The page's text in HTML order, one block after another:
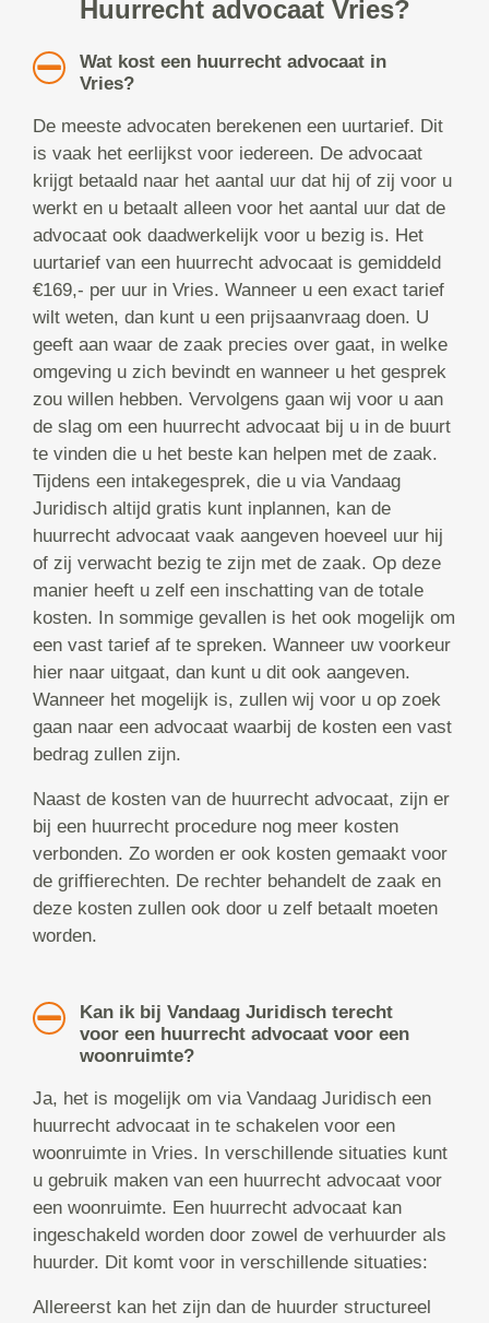
Huurrecht advocaat Vries?
Wat kost een huurrecht advocaat in
Vries?
De meeste advocaten berekenen een uurtarief. Dit
is vaak het eerlijkst voor iedereen. De advocaat
krijgt betaald naar het aantal uur dat hij of zij voor u
werkt en u betaalt alleen voor het aantal uur dat de
advocaat ook daadwerkelijk voor u bezig is. Het
uurtarief van een huurrecht advocaat is gemiddeld
€169,- per uur in Vries. Wanneer u een exact tarief
wilt weten, dan kunt u een prijsaanvraag doen. U
geeft aan waar de zaak precies over gaat, in welke
omgeving u zich bevindt en wanneer u het gesprek
zou willen hebben. Vervolgens gaan wij voor u aan
de slag om een huurrecht advocaat bij u in de buurt
te vinden die u het beste kan helpen met de zaak.
Tijdens een intakegesprek, die u via Vandaag
Juridisch altijd gratis kunt inplannen, kan de
huurrecht advocaat vaak aangeven hoeveel uur hij
of zij verwacht bezig te zijn met de zaak. Op deze
manier heeft u zelf een inschatting van de totale
kosten. In sommige gevallen is het ook mogelijk om
een vast tarief af te spreken. Wanneer uw voorkeur
hier naar uitgaat, dan kunt u dit ook aangeven.
Wanneer het mogelijk is, zullen wij voor u op zoek
gaan naar een advocaat waarbij de kosten een vast
bedrag zullen zijn.
Naast de kosten van de huurrecht advocaat, zijn er
bij een huurrecht procedure nog meer kosten
verbonden. Zo worden er ook kosten gemaakt voor
de griffierechten. De rechter behandelt de zaak en
deze kosten zullen ook door u zelf betaalt moeten
worden.
Kan ik bij Vandaag Juridisch terecht
voor een huurrecht advocaat voor een
woonruimte?
Ja, het is mogelijk om via Vandaag Juridisch een
huurrecht advocaat in te schakelen voor een
woonruimte in Vries. In verschillende situaties kunt
u gebruik maken van een huurrecht advocaat voor
een woonruimte. Een huurrecht advocaat kan
ingeschakeld worden door zowel de verhuurder als
huurder. Dit komt voor in verschillende situaties:
Allereerst kan het zijn dan de huurder structureel